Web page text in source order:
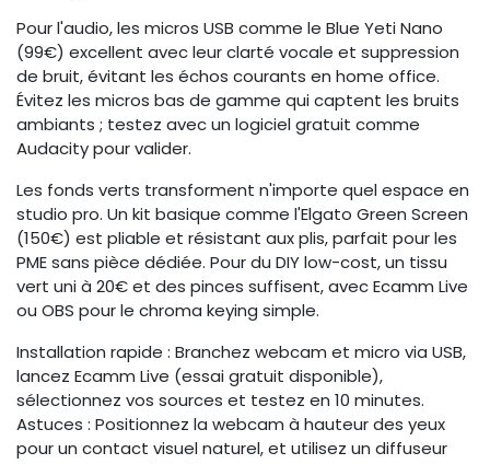
Pour l'audio, les micros USB comme le Blue Yeti Nano
(99€) excellent avec leur clarté vocale et suppression
de bruit, évitant les échos courants en home office.
Évitez les micros bas de gamme qui captent les bruits
ambiants ; testez avec un logiciel gratuit comme
Audacity pour valider.
Les fonds verts transforment n'importe quel espace en
studio pro. Un kit basique comme l'Elgato Green Screen
(150€) est pliable et résistant aux plis, parfait pour les
PME sans pièce dédiée. Pour du DIY low-cost, un tissu
vert uni à 20€ et des pinces suffisent, avec Ecamm Live
ou OBS pour le chroma keying simple.
Installation rapide : Branchez webcam et micro via USB,
lancez Ecamm Live (essai gratuit disponible),
sélectionnez vos sources et testez en 10 minutes.
Astuces : Positionnez la webcam à hauteur des yeux
pour un contact visuel naturel, et utilisez un diffuseur